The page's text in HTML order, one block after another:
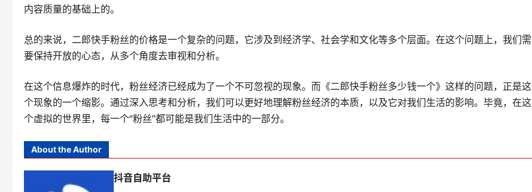
内容质量的基础上的。
总的来说，二郎快手粉丝的价格是一个复杂的问题，它涉及到经济学、社会学和文化等多个层面。在这个问题上，我们需
要保持开放的心态，从多个角度去审视和分析。
在这个信息爆炸的时代，粉丝经济已经成为了一个不可忽视的现象。而《二郎快手粉丝多少钱一个》这样的问题，正是这
个现象的一个缩影。通过深入思考和分析，我们可以更好地理解粉丝经济的本质，以及它对我们生活的影响。毕竟，在这
个虚拟的世界里，每一个“粉丝”都可能是我们生活中的一部分。
About the Author
抖音自助平台